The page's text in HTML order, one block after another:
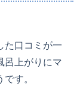
た口コミが一
呂上がりにマ
す。